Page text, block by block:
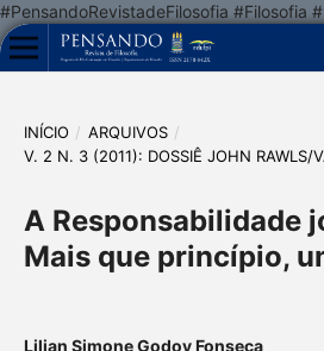
#PensandoRevistadeFilosofia #Filosofia
INÍCIO / ARQUIVOS /
V. 2 N. 3 (2011): DOSSIÊ JOHN RAWLS/
A Responsabilidade
Mais que princípio,
Lilian Simone Godoy Fonseca